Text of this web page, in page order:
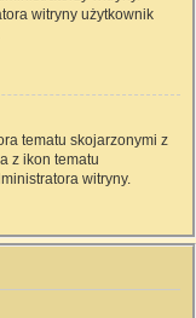
witryny użytkownik
tematu skojarzonymi z
z ikon tematu
witryny.